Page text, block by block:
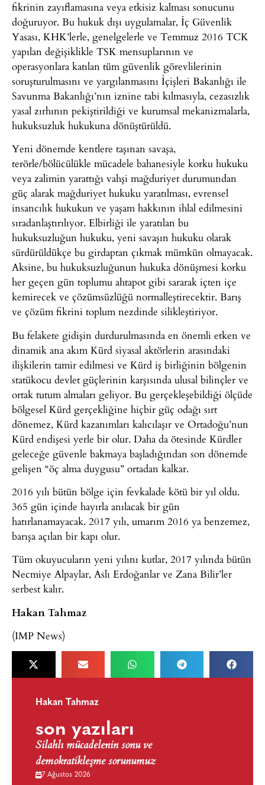
fikrinin zayıflamasına veya etkisiz kalması sonucunu
doğuruyor. Bu hukuk dışı uygulamalar, İç Güvenlik
Yasası, KHK’lerle, genelgelerle ve Temmuz 2016 TCK
yapılan değişiklikle TSK mensuplarının ve
operasyonlara katılan tüm güvenlik görevlilerinin
soruşturulmasını ve yargılanmasını İçişleri Bakanlığı ile
Savunma Bakanlığı’nın iznine tabi kılmasıyla, cezasızlık
yasal zırhının pekiştirildiği ve kurumsal mekanizmalarla,
hukuksuzluk hukukuna dönüştürüldü.
Yeni dönemde kentlere taşınan savaşa,
terörle/bölücülükle mücadele bahanesiyle korku hukuku
veya zalimin yarattığı vahşi mağduriyet durumundan
güç alarak mağduriyet hukuku yaratılması, evrensel
insancılık hukukun ve yaşam hakkının ihlal edilmesini
sıradanlaştırılıyor. Elbirliği ile yaratılan bu
hukuksuzluğun hukuku, yeni savaşın hukuku olarak
sürdürüldükçe bu girdaptan çıkmak mümkün olmayacak.
Aksine, bu hukuksuzluğunun hukuka dönüşmesi korku
her geçen gün toplumu ahtapot gibi sararak içten içe
kemirecek ve çözümsüzlüğü normalleştirecektir. Barış
ve çözüm fikrini toplum nezdinde silikleştiriyor.
Bu felakete gidişin durdurulmasında en önemli etken ve
dinamik ana akım Kürd siyasal aktörlerin arasındaki
ilişkilerin tamir edilmesi ve Kürd iş birliğinin bölgenin
statükocu devlet güçlerinin karşısında ulusal bilinçler ve
ortak tutum almaları geliyor. Bu gerçekleşebildiği ölçüde
bölgesel Kürd gerçekliğine hiçbir güç odağı sırt
dönemez, Kürd kazanımları kalıcılaşır ve Ortadoğu’nun
Kürd endişesi yerle bir olur. Daha da ötesinde Kürdler
geleceğe güvenle bakmaya başladığından son dönemde
gelişen “öç alma duygusu” ortadan kalkar.
2016 yılı bütün bölge için fevkalade kötü bir yıl oldu.
365 gün içinde hayırla anılacak bir gün
hatırlanamayacak. 2017 yılı, umarım 2016 ya benzemez,
barışa açılan bir kapı olur.
Tüm okuyucuların yeni yılını kutlar, 2017 yılında bütün
Necmiye Alpaylar, Aslı Erdoğanlar ve Zana Bilir’ler
serbest kalır.
Hakan Tahmaz
(IMP News)
Hakan Tahmaz
son yazıları
Silahlı mücadelenin sonu ve
demokratikleşme sorunumuz
7 Ağustos 2026